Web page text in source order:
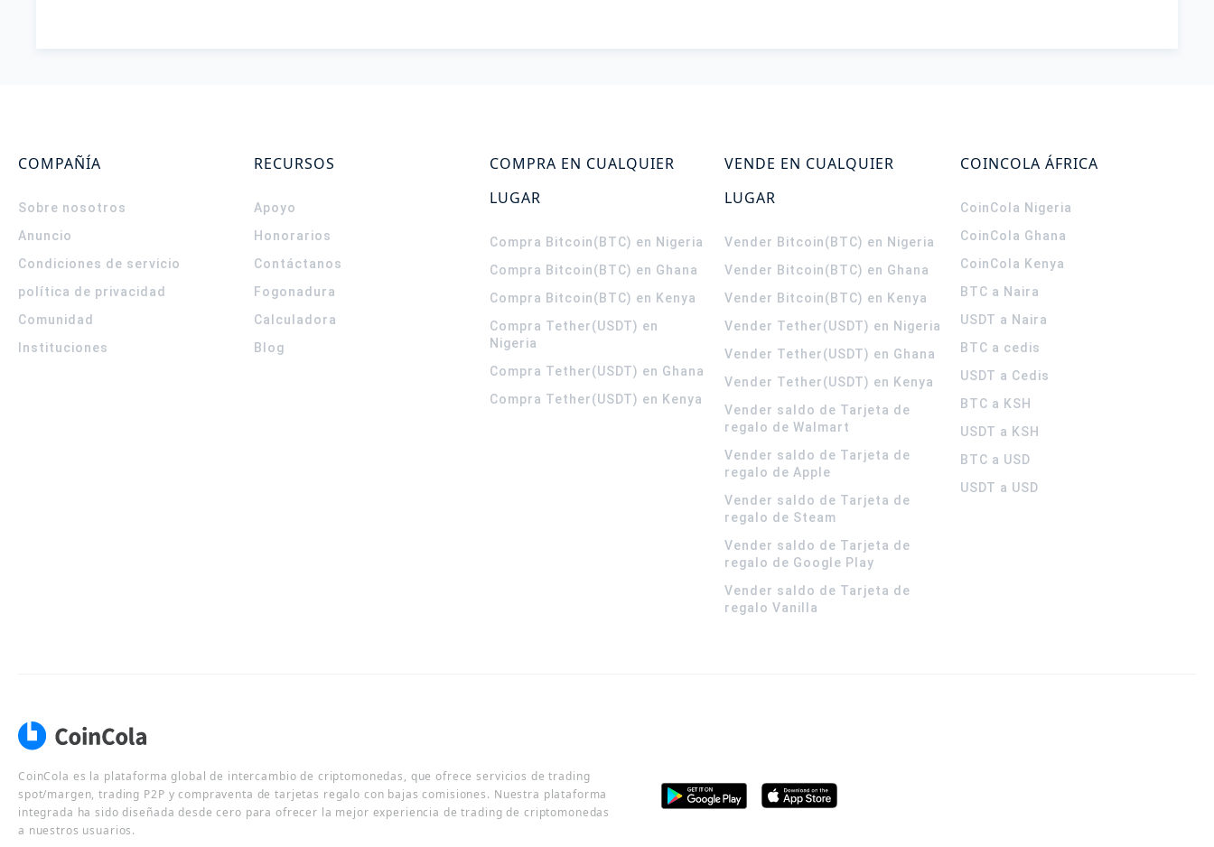
COMPAÑÍA
Sobre nosotros
Anuncio
Condiciones de servicio
política de privacidad
Comunidad
Instituciones
RECURSOS
Apoyo
Honorarios
Contáctanos
Fogonadura
Calculadora
Blog
COMPRA EN CUALQUIER
LUGAR
Compra Bitcoin(BTC) en Nigeria
Compra Bitcoin(BTC) en Ghana
Compra Bitcoin(BTC) en Kenya
Compra Tether(USDT) en
Nigeria
Compra Tether(USDT) en Ghana
Compra Tether(USDT) en Kenya
VENDE EN CUALQUIER
LUGAR
Vender Bitcoin(BTC) en Nigeria
Vender Bitcoin(BTC) en Ghana
Vender Bitcoin(BTC) en Kenya
Vender Tether(USDT) en Nigeria
Vender Tether(USDT) en Ghana
Vender Tether(USDT) en Kenya
Vender saldo de Tarjeta de
regalo de Walmart
Vender saldo de Tarjeta de
regalo de Apple
Vender saldo de Tarjeta de
regalo de Steam
Vender saldo de Tarjeta de
regalo de Google Play
Vender saldo de Tarjeta de
regalo Vanilla
COINCOLA ÁFRICA
CoinCola Nigeria
CoinCola Ghana
CoinCola Kenya
BTC a Naira
USDT a Naira
BTC a cedis
USDT a Cedis
BTC a KSH
USDT a KSH
BTC a USD
USDT a USD
CoinCola es la plataforma global de intercambio de criptomonedas, que ofrece servicios de trading
spot/margen, trading P2P y compraventa de tarjetas regalo con bajas comisiones. Nuestra plataforma
integrada ha sido diseñada desde cero para ofrecer la mejor experiencia de trading de criptomonedas
a nuestros usuarios.